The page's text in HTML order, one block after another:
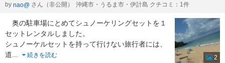
by nao@ さん（非公開） 沖縄市・うるま市・伊計島 クチコミ：1件
奥の駐車場にとめてシュノーケリングセットを１
セットレンタルしました。
シュノーケルセットを持って行けない旅行者には、
道
続きを読む
2